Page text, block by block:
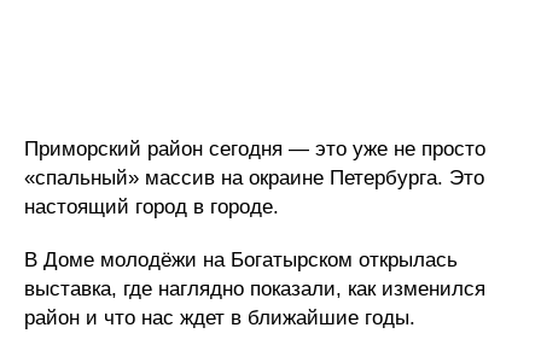
Приморский район сегодня — это уже не просто
«спальный» массив на окраине Петербурга. Это
настоящий город в городе.
В Доме молодёжи на Богатырском открылась
выставка, где наглядно показали, как изменился
район и что нас ждет в ближайшие годы.